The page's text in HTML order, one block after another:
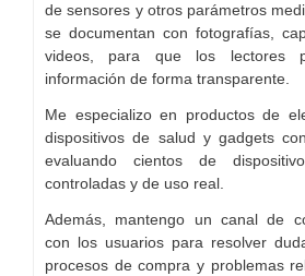
de sensores y otros parámetros
se documentan con fotografías,
videos, para que los lectores
información de forma transparente.
Me especializo en productos de
dispositivos de salud y gadgets
evaluando cientos de
controladas y de uso real.
Además, mantengo un canal de
con los usuarios para resolver
procesos de compra y problemas